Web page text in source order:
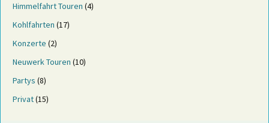
Himmelfahrt Touren (4)
Kohlfahrten (17)
Konzerte (2)
Neuwerk Touren (10)
Partys (8)
Privat(15)